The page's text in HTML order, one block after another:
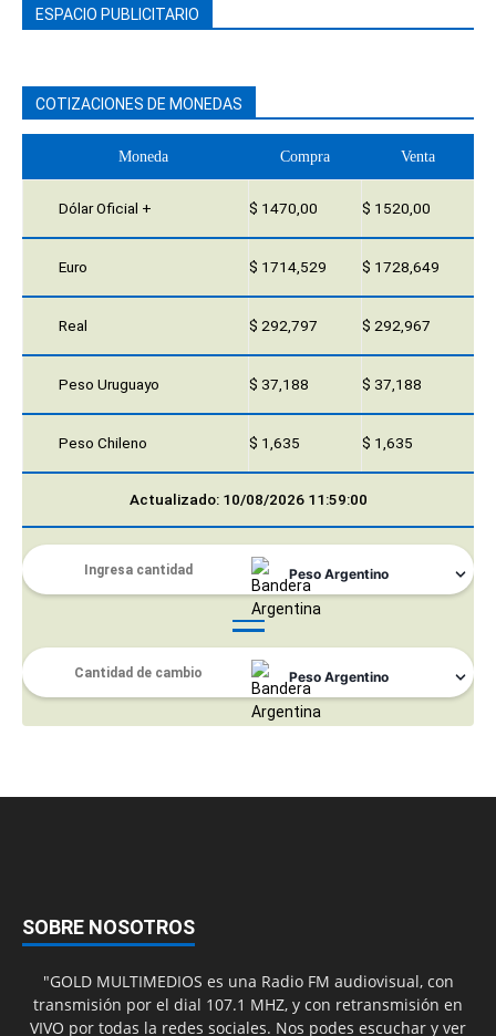
ESPACIO PUBLICITARIO
COTIZACIONES DE MONEDAS
Moneda Compra Venta
Dólar Oficial + $ 1470,00 $ 1520,00
Euro $ 1714,529 $ 1728,649
Real $ 292,797 $ 292,967
Peso Uruguayo $ 37,188 $ 37,188
Peso Chileno $ 1,635 $ 1,635
Actualizado: 10/08/2026 11:59:00
SOBRE NOSOTROS
"GOLD MULTIMEDIOS es una Radio FM audiovisual, con
transmisión por el dial 107.1 MHZ, y con retransmisión en
VIVO por todas la redes sociales. Nos podes escuchar y ver